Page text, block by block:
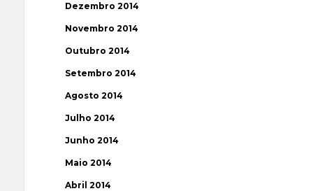
Dezembro 2014
Novembro 2014
Outubro 2014
Setembro 2014
Agosto 2014
Julho 2014
Junho 2014
Maio 2014
Abril 2014